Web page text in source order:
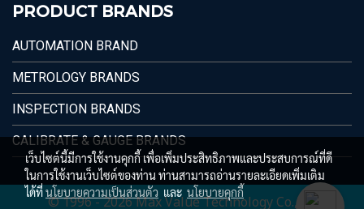
PRODUCT BRANDS
AUTOMATION BRAND
METROLOGY BRANDS
INSPECTION BRANDS
CALIBRATE & GAUGE BRANDS
© 1996 - 2026 Max Value Technology Co.,Ltd.
เว็บไซต์นี้มีการใช้งานคุกกี้ เพื่อเพิ่มประสิทธิภาพและประสบการณ์ที่ดี
ในการใช้งานเว็บไซต์ของท่าน ท่านสามารถอ่านรายละเอียดเพิ่มเติม
ได้ที่นโยบายความเป็นส่วนตัว และ นโยบายคุกกี้